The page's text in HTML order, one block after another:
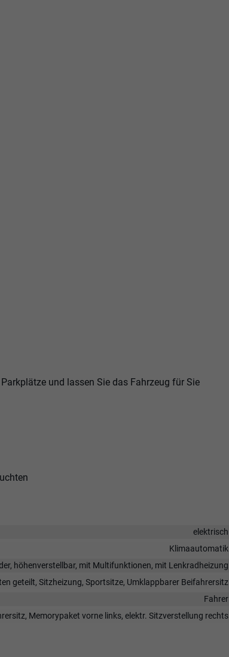
und lassen Sie das Fahrzeug für Sie
elektrisch
Klimaautomatik
höhenverstellbar, mit Multifunktionen, mit Lenkradheizung
geteilt, Sitzheizung, Sportsitze, Umklappbarer Beifahrersitz
Fahrer
Memorypaket vorne links, elektr. Sitzverstellung rechts